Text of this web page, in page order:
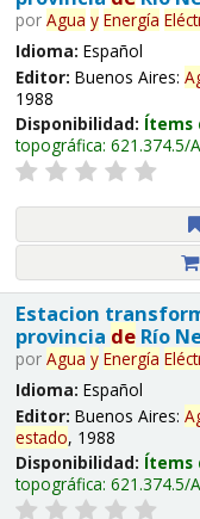
por Agua y Energía
Idioma: Español
Editor: Buenos Aires:
1988
Disponibilidad: Ítems
topográfica: 621.374.5/
Estacion
provincia deRío
por Agua y Energía
Idioma: Español
Editor: Buenos Aires:
estado, 1988
Disponibilidad: Ítems
topográfica: 621.374.5/